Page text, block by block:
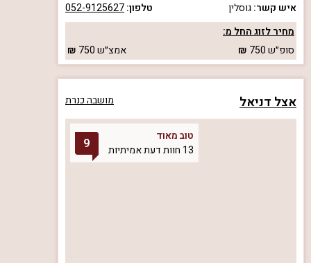
איש קשר:גוסלין טלפון:052-9125627
מחיר לזוג החל מ:
סופ״ש750 אמצ״ש750
אצל דניאל מושבה כנרת
טוב מאוד
13 חוות דעת אמיתיות
9